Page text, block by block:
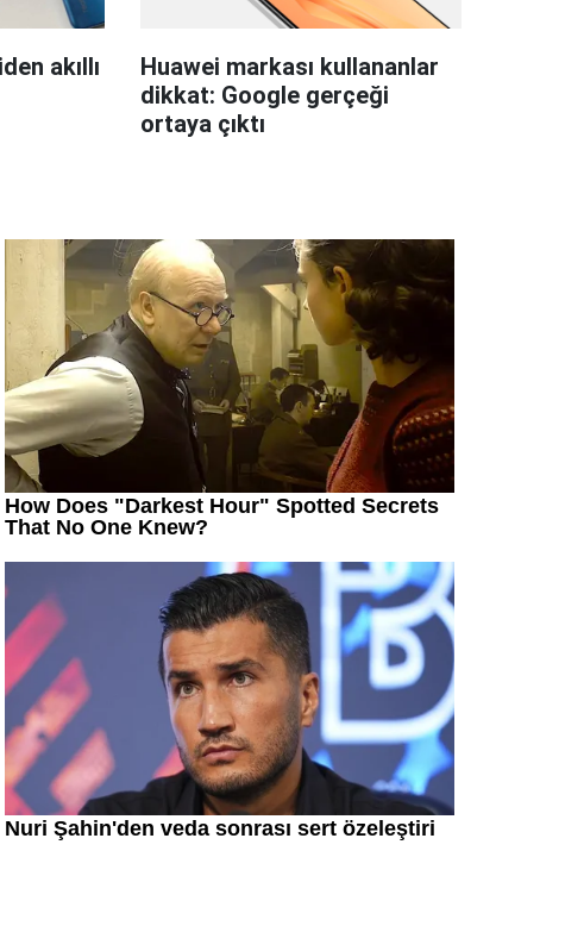
akıllı
Huawei markası kullananlar
dikkat: Google gerçeği
ortaya çıktı